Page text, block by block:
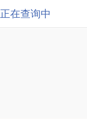
正在查询中